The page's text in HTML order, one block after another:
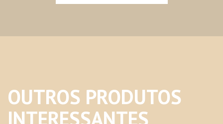
OUTROS PRODUTOS
INTERESSANTES